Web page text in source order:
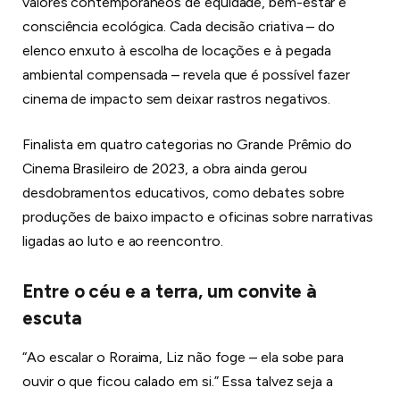
consciência ecológica. Cada decisão criativa – do
elenco enxuto à escolha de locações e à pegada
ambiental compensada – revela que é possível fazer
cinema de impacto sem deixar rastros negativos.
Finalista em quatro categorias no Grande Prêmio do
Cinema Brasileiro de 2023, a obra ainda gerou
desdobramentos educativos, como debates sobre
produções de baixo impacto e oficinas sobre narrativas
ligadas ao luto e ao reencontro.
Entre o céu e a terra, um convite à
escuta
“Ao escalar o Roraima, Liz não foge – ela sobe para
ouvir o que ficou calado em si.” Essa talvez seja a